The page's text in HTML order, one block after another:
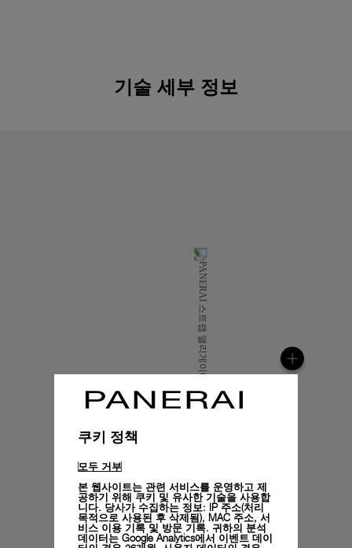
기술 세부 정보
쿠키 정책
모두 거부
본 웹사이트는 관련 서비스를 운영하고 제
공하기 위해 쿠키 및 유사한 기술을 사용합
니다. 당사가 수집하는 정보: IP 주소(처리
목적으로 사용된 후 삭제됨), MAC 주소, 서
비스 이용 기록 및 방문 기록. 귀하의 분석
데이터는 Google Analytics에서 이벤트 데이